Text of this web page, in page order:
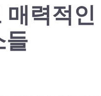
력적
들